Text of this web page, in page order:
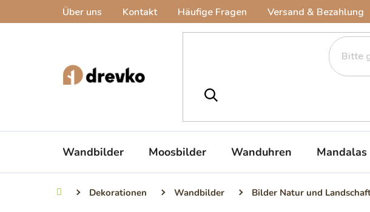
Über uns Kontakt Häufige Fragen Versand & Bezahlung
Wandbilder Moosbilder Wanduhren Mandalas
StartseiteDekorationen Wandbilder Bilder Natur und